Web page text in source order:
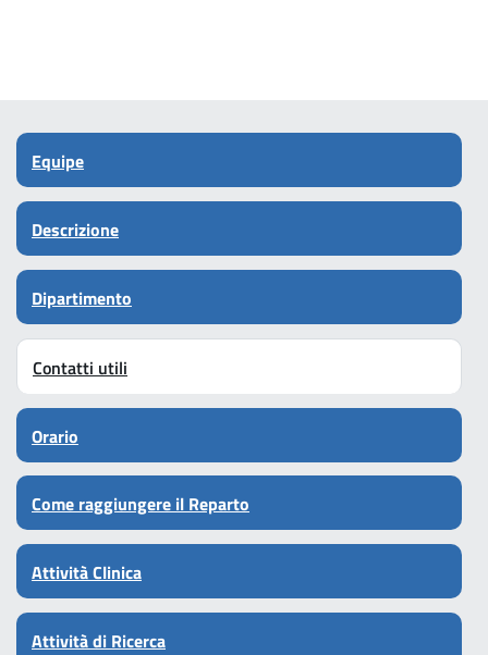
Equipe
Descrizione
Dipartimento
Contatti utili
Orario
Come raggiungere il Reparto
Attività Clinica
Attività di Ricerca